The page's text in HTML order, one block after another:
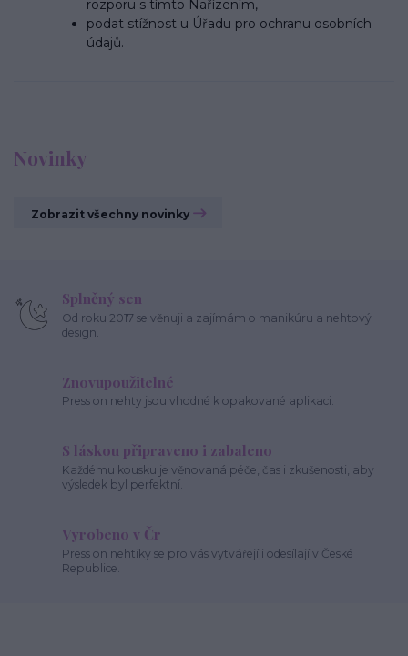
Novinky
Zobrazit všechny novinky
rozporu s tímto Nařízením,
podat stížnost u Úřadu pro ochranu osobních
údajů.
Splněný sen
Od roku 2017 se věnuji a zajímám o manikúru a nehtový
design.
Znovupoužitelné
Press on nehty jsou vhodné k opakované aplikaci.
S láskou připraveno i zabaleno
Každému kousku je věnovaná péče, čas i zkušenosti, aby
výsledek byl perfektní.
Vyrobeno v Čr
Press on nehtíky se pro vás vytvářejí i odesílají v České
Republice.